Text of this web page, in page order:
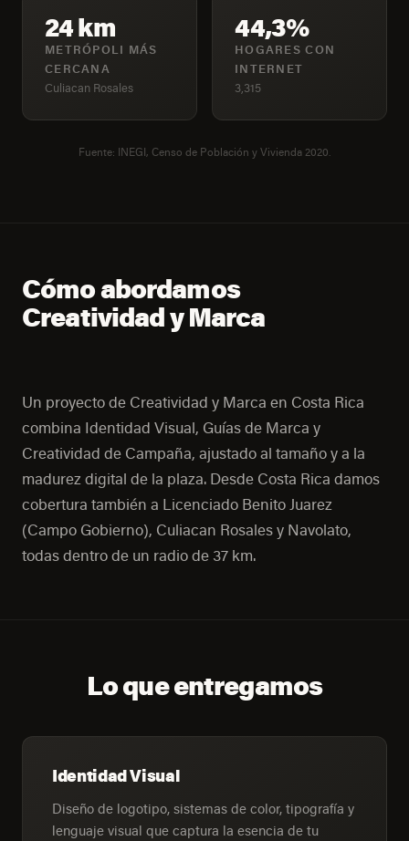
24 km
METRÓPOLI MÁS
CERCANA
Culiacan Rosales
44,3%
HOGARES CON
INTERNET
3,315
Fuente: INEGI, Censo de Población y Vivienda 2020.
Cómo abordamos
Creatividad y Marca
Un proyecto de Creatividad y Marca en Costa Rica
combina Identidad Visual, Guías de Marca y
Creatividad de Campaña, ajustado al tamaño y a la
madurez digital de la plaza. Desde Costa Rica damos
cobertura también a Licenciado Benito Juarez
(Campo Gobierno), Culiacan Rosales y Navolato,
todas dentro de un radio de 37 km.
Lo que entregamos
Identidad Visual
Diseño de logotipo, sistemas de color, tipografía y
lenguaje visual que captura la esencia de tu